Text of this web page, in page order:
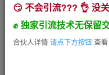
游戏掘金3.0，单机稳定
选项目【揭秘】
小助手
😏 不会引流??? 👌 没
✊ 独家引流技术无保留
合伙人详情 请点下方按钮 查看